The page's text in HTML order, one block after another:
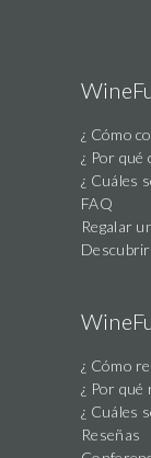
¿ Cómo
¿ Por qué
¿ Cuáles
FAQ
Regalar
¿ Cómo
¿ Por qué
¿ Cuáles
Reseñas